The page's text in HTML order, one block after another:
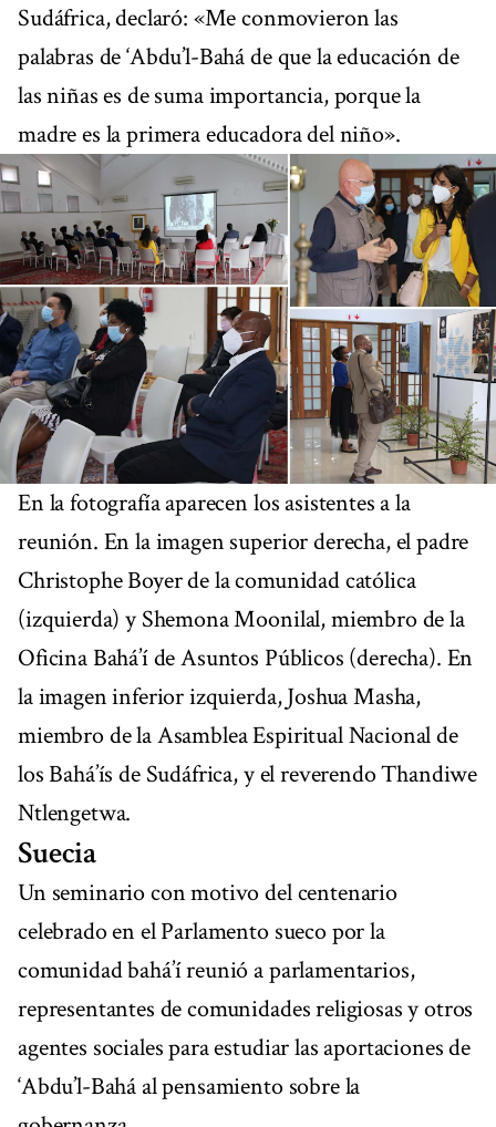
Sudáfrica, declaró: «Me conmovieron las
palabras de ‘Abdu’l-Bahá de que la educación de
las niñas es de suma importancia, porque la
madre es la primera educadora del niño».
En la fotografía aparecen los asistentes a la
reunión. En la imagen superior derecha, el padre
Christophe Boyer de la comunidad católica
(izquierda) y Shemona Moonilal, miembro de la
Oficina Bahá’í de Asuntos Públicos (derecha). En
la imagen inferior izquierda, Joshua Masha,
miembro de la Asamblea Espiritual Nacional de
los Bahá’ís de Sudáfrica, y el reverendo Thandiwe
Ntlengetwa.
Suecia
Un seminario con motivo del centenario
celebrado en el Parlamento sueco por la
comunidad bahá’í reunió a parlamentarios,
representantes de comunidades religiosas y otros
agentes sociales para estudiar las aportaciones de
‘Abdu’l-Bahá al pensamiento sobre la